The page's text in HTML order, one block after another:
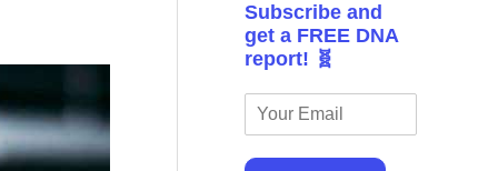
Subscribe and
get a FREE DNA
report! 🧬